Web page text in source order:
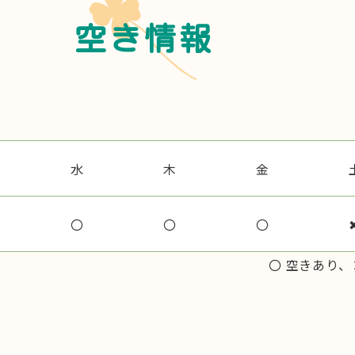
空き情報
水 木 金
〇 〇 〇
〇 空きあり